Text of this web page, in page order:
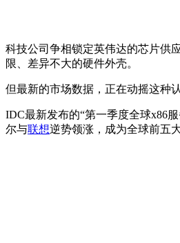
科技公司争相锁定英伟达的芯片供
限、差异不大的硬件外壳。
但最新的市场数据，正在动摇这种认
IDC最新发布的“第一季度全球x86
尔与联想逆势领涨，成为全球前五